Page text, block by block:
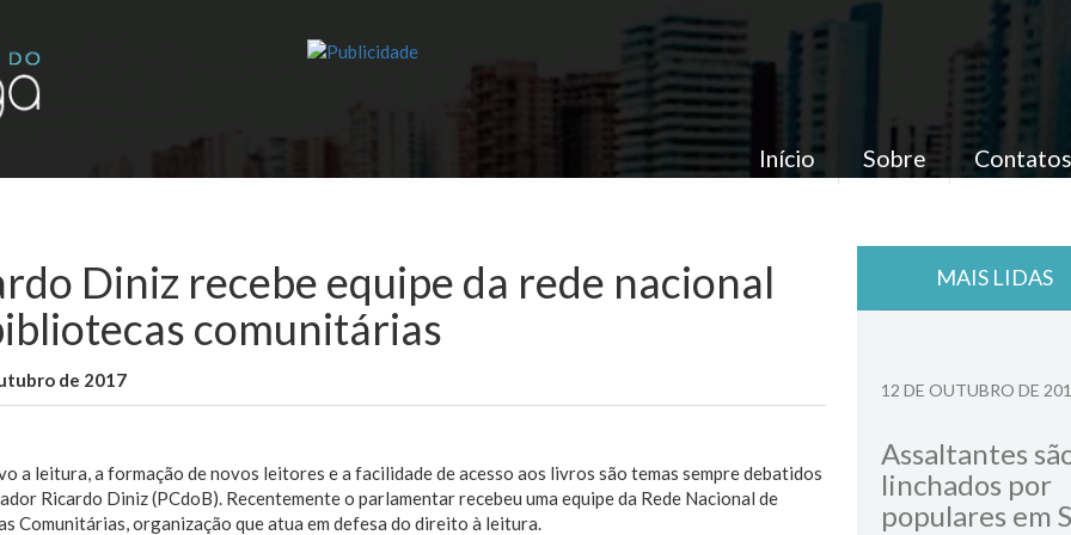
Início Sobre Contatos
Diniz recebe equipe da rede nacional
comunitárias
de 2017
a leitura, a formação de novos leitores e a facilidade de acesso aos livros são temas sempre debatidos
Ricardo Diniz (PCdoB). Recentemente o parlamentar recebeu uma equipe da Rede Nacional de
Comunitárias, organização que atua em defesa do direito à leitura.
MAIS LIDAS
12 DE OUTUBRO DE
Assaltantes
linchados por
populares em